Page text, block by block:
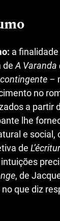
a
de A Varanda
contingente –
no
a partir
lhe
e social,
de
, de
no que diz